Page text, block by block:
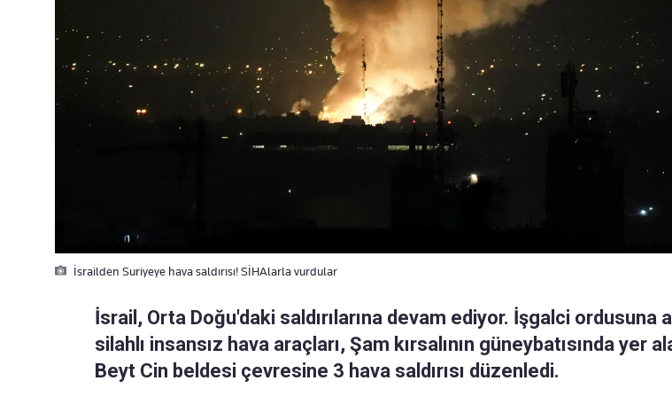
İsrailden Suriyeye hava saldırısı! SİHAlarla vurdular
İsrail, Orta Doğu'daki saldırılarına devam ediyor. İşgalci ordusuna
silahlı insansız hava araçları, Şam kırsalının güneybatısında yer
Beyt Cin beldesi çevresine 3 hava saldırısı düzenledi.